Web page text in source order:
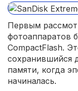
Первым
фотоаппаратов
CompactFlash.
сохранившийся
памяти, когда
начиналась.